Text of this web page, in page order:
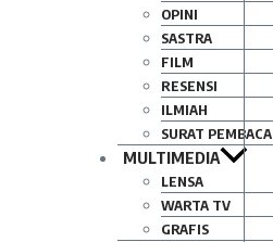
OPINI
SASTRA
FILM
RESENSI
ILMIAH
SURAT PEMBACA
MULTIMEDIA
LENSA
WARTA TV
GRAFIS